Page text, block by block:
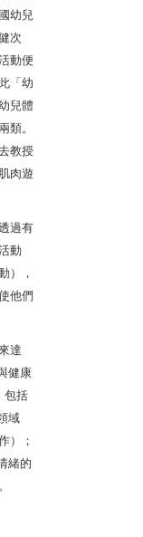
幼兒
次
動便
「幼
兒體
類。
教授
肉遊
過有
動
），
他們
達
健康
包括
域
）；
緒的